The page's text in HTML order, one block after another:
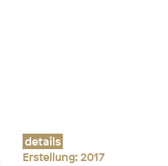
details
Erstellung:2017